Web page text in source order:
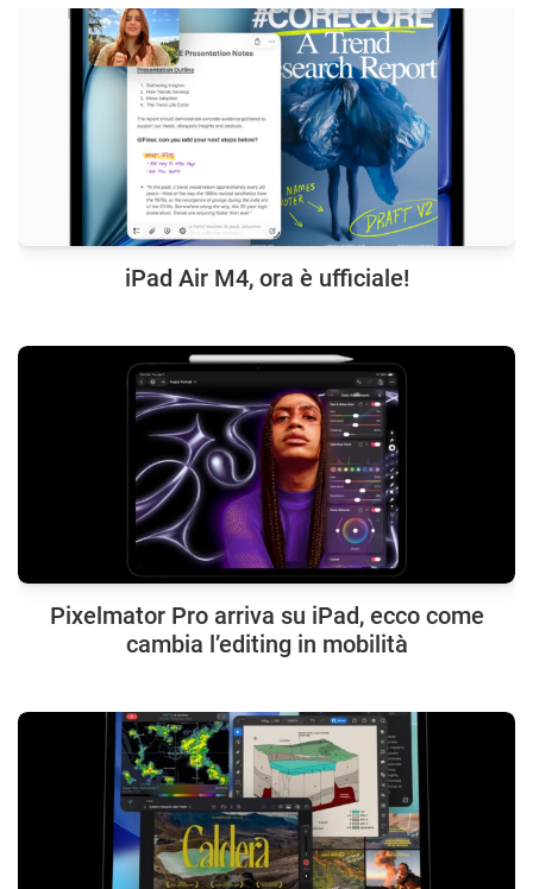
iPad Air M4, ora è ufficiale!
Pixelmator Pro arriva su iPad, ecco come
cambia l’editing in mobilità